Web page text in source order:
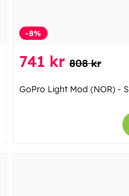
-8%
741 kr 808 kr
GoPro Light Mod (NOR) - S